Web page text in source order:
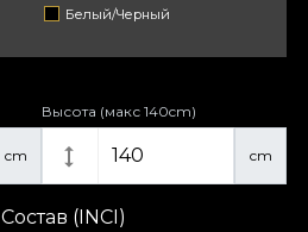
Белый/Черный
cm cm
Высота (макс 140cm)
Состав (INCI)